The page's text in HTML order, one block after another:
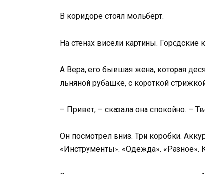
В коридоре стоял мольберт.
На стенах висели картины.
А Вера, его бывшая жена, которая
льняной рубашке, с короткой
– Привет, – сказала она спокойно. –
Он посмотрел вниз. Три коробки.
«Инструменты». «Одежда». «Разное».